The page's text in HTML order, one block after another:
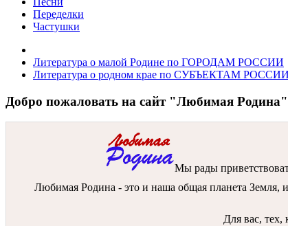
Переделки
Частушки
Литература о малой Родине по ГОРОДАМ РОССИИ
Литература о родном крае по СУБЪЕКТАМ РОССИИ
Добро пожаловать на сайт "Любимая
Мы рады
Любимая Родина - это и наша общая планета Земля,
Для вас,